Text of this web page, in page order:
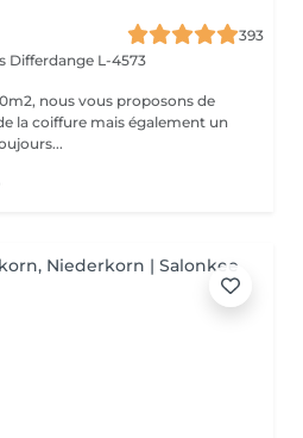
393
Differdange L-4573
nous vous proposons de
la coiffure mais également un